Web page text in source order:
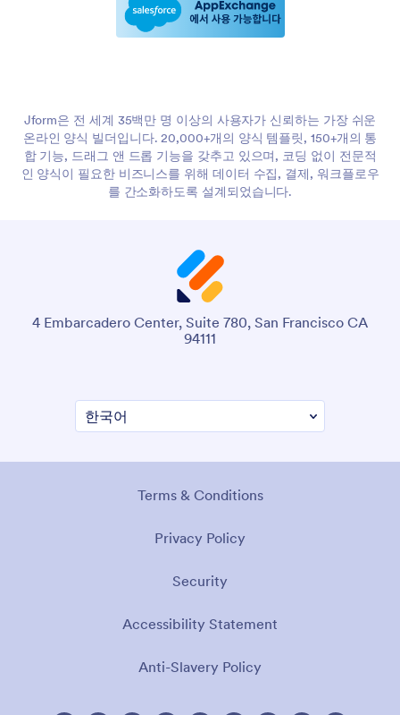
Jform은 전 세계 35백만 명 이상의 사용자가 신뢰하는 가장 쉬운
온라인 양식 빌더입니다. 20,000+개의 양식 템플릿, 150+개의 통
합 기능, 드래그 앤 드롭 기능을 갖추고 있으며, 코딩 없이 전문적
인 양식이 필요한 비즈니스를 위해 데이터 수집, 결제, 워크플로우
를 간소화하도록 설계되었습니다.
4 Embarcadero Center, Suite 780, San Francisco CA
94111
Terms & Conditions
Privacy Policy
Security
Accessibility Statement
Anti-Slavery Policy